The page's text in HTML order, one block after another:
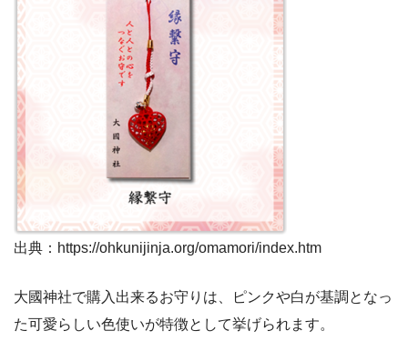
出典：https://ohkunijinja.org/omamori/index.htm
大國神社で購入出来るお守りは、ピンクや白が基調となっ
た可愛らしい色使いが特徴として挙げられます。